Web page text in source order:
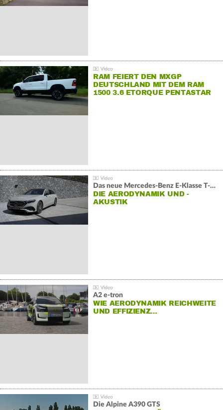
RAM FEIERT DEN MXGP
DEUTSCHLAND MIT DEM RAM
1500 3.6 ETORQUE PENTASTAR
Das neue Mercedes-Benz E-Klasse T-Modell
DIE AERODYNAMIK UND -
AKUSTIK
A2 e-tron
WIE AERODYNAMIK REICHWEITE
UND EFFIZIENZ…
Die Alpine A390 GTS